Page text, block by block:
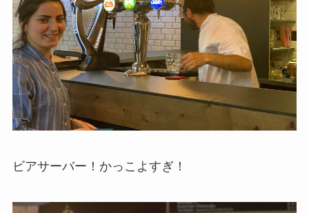
ビアサーバー！かっこよすぎ！